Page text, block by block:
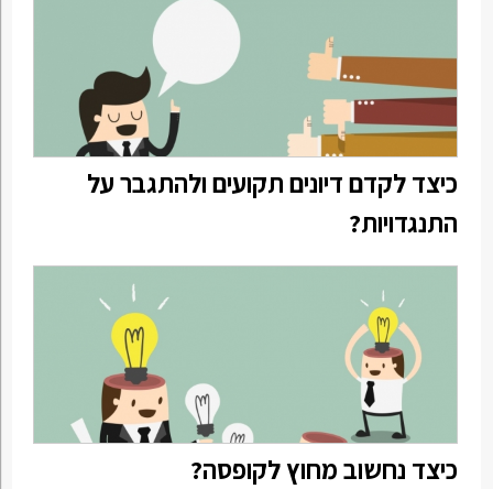
כיצד לקדם דיונים תקועים ולהתגבר על
התנגדויות?
כיצד נחשוב מחוץ לקופסה?